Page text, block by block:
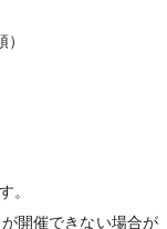
。
開催できない場合が